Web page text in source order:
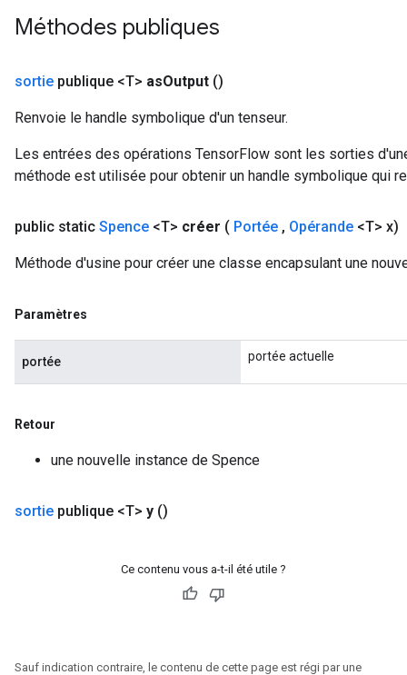
Méthodes publiques
sortie publique <T> asOutput ()
Renvoie le handle symbolique d'un tenseur.
Les entrées des opérations TensorFlow sont les sorties
méthode est utilisée pour obtenir un handle symbolique qui
public static Spence <T> créer ( Portée , Opérande <T> x)
Méthode d'usine pour créer une classe encapsulant une
Paramètres
portée portée actuelle
Retour
une nouvelle instance de Spence
sortie publique <T> y ()
Ce contenu vous a-t-il été utile ?
Sauf indication contraire, le contenu de cette page est régi par une